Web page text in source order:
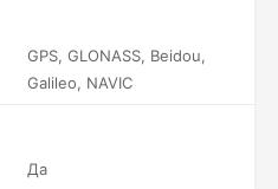
GPS, GLONASS, Beidou,
Galileo, NAVIC
Да